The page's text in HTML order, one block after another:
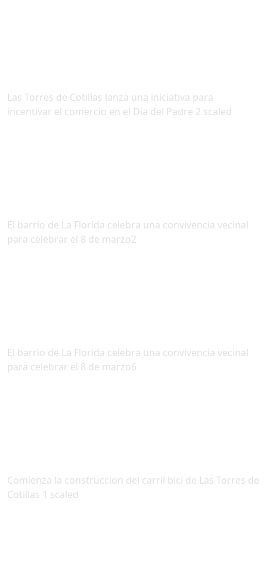
Las Torres de Cotillas lanza una iniciativa para
incentivar el comercio en el Dia del Padre 2 scaled
El barrio de La Florida celebra una convivencia vecinal
para celebrar el 8 de marzo2
El barrio de La Florida celebra una convivencia vecinal
para celebrar el 8 de marzo6
Comienza la construccion del carril bici de Las Torres de
Cotillas 1 scaled